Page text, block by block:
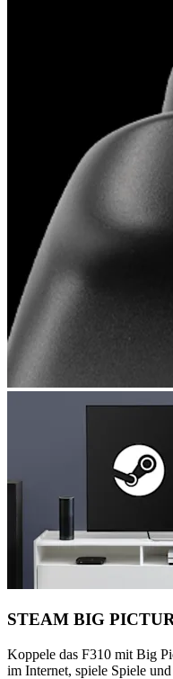
STEAM BIG
Koppele das F310 mit Big
im Internet, spiele Spiele